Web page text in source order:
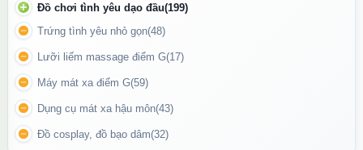
Đồ chơi tình yêu dạo đầu(199)
Trứng tình yêu nhỏ gọn(48)
Lưỡi liếm massage điểm G(17)
Máy mát xa điểm G(59)
Dụng cụ mát xa hậu môn(43)
Đồ cosplay, đồ bạo dâm(32)